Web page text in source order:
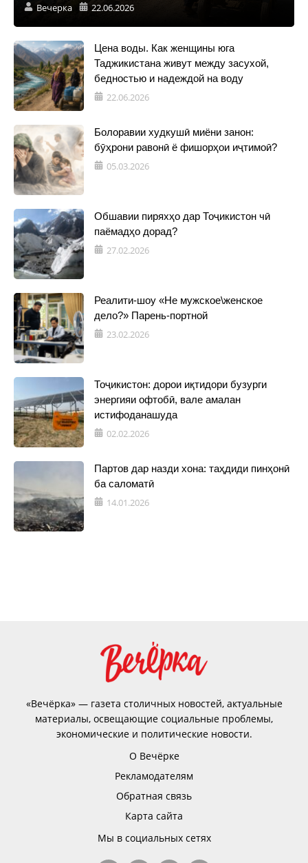
Вечерка 22.06.2026
Цена воды. Как женщины юга
Таджикистана живут между засухой,
бедностью и надеждой на воду
22.06.2026
Болоравии худкушӣ миёни занон:
бӯҳрони равонӣ ё фишорҳои иҷтимоӣ?
05.03.2026
Обшавии пиряхҳо дар Тоҷикистон чӣ
паёмадҳо дорад?
27.02.2026
Реалити-шоу «Не мужское\женское
дело?» Парень-портной
23.02.2026
Тоҷикистон: дорои иқтидори бузурги
энергияи офтобӣ, вале амалан
истифоданашуда
02.02.2026
Партов дар назди хона: таҳдиди пинҳонӣ
ба саломатӣ
14.01.2026
«Вечёрка» — газета столичных новостей, актуальные
материалы, освещающие социальные проблемы,
экономические и политические новости.
О Вечёрке
Рекламодателям
Обратная связь
Карта сайта
Мы в социальных сетях